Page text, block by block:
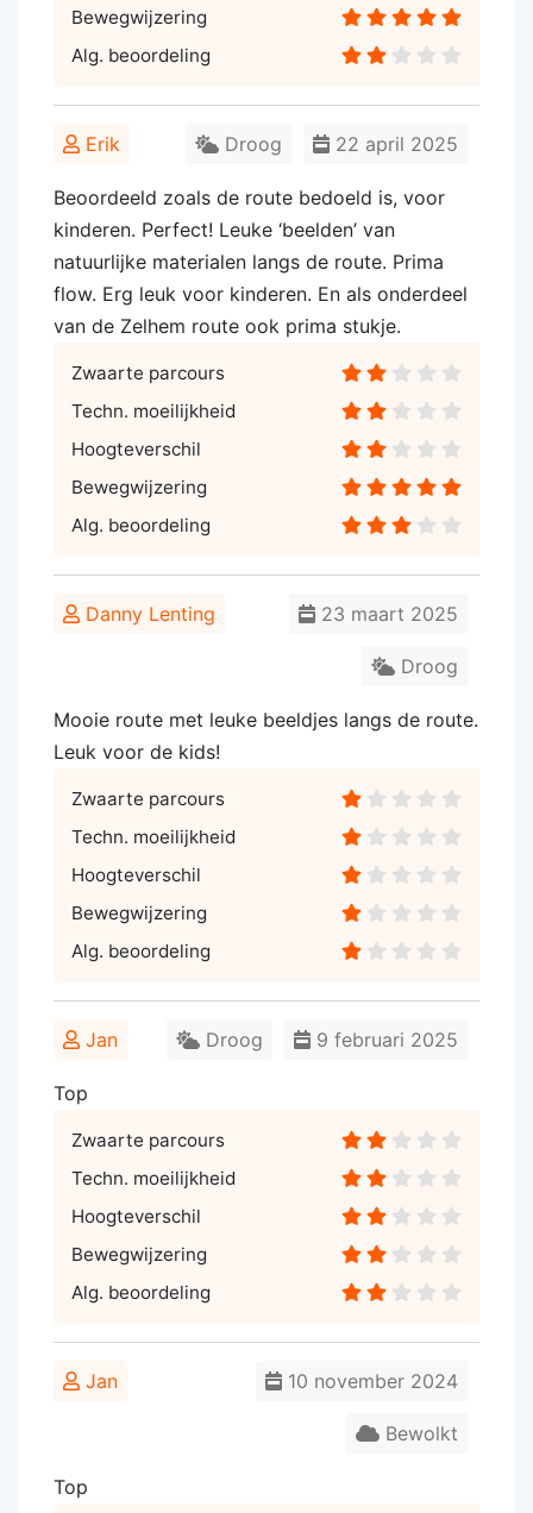
Bewegwijzering
Alg. beoordeling
Erik 22 april 2025
Droog
Beoordeeld zoals de route bedoeld is, voor
kinderen. Perfect! Leuke ‘beelden’ van
natuurlijke materialen langs de route. Prima
flow. Erg leuk voor kinderen. En als onderdeel
van de Zelhem route ook prima stukje.
Zwaarte parcours
Techn. moeilijkheid
Hoogteverschil
Bewegwijzering
Alg. beoordeling
Danny Lenting 23 maart 2025
Droog
Mooie route met leuke beeldjes langs de route.
Leuk voor de kids!
Zwaarte parcours
Techn. moeilijkheid
Hoogteverschil
Bewegwijzering
Alg. beoordeling
Jan 9 februari 2025
Droog
Top
Zwaarte parcours
Techn. moeilijkheid
Hoogteverschil
Bewegwijzering
Alg. beoordeling
Jan 10 november 2024
Bewolkt
Top